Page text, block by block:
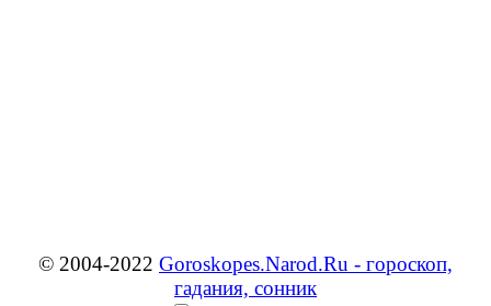
© 2004-2022 Goroskopes.Narod.Ru - гороскоп,
гадания, сонник